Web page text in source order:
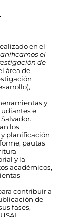
en el
el
de
área de
y
e
los
planificación
pautas
y la
académicos,
contribuir a
de
fases,